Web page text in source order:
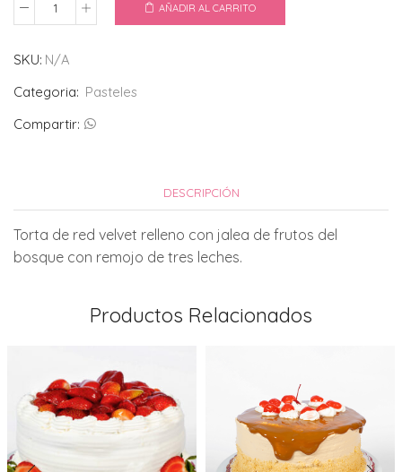
Selva
cantidad
AÑADIR AL CARRITO
SKU: N/A
Categoria: Pasteles
Compartir:
DESCRIPCIÓN
Torta de red velvet relleno con jalea de frutos del
bosque con remojo de tres leches.
Productos Relacionados